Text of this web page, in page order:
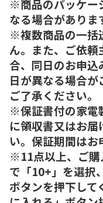
※商品のパッケー
なる場合がありま
※複数商品の一括
ん。また、ご依
合、同日のお申込
日が異なる場合
ご了承ください。
※保証書付の家電
に領収書又はお届
い。保証期間はお
※11点以上、ご購
で「10+」を選択
ボタンを押下して